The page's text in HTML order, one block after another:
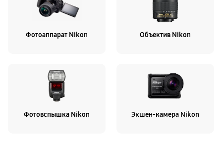
Фотоаппарат Nikon Объектив Nikon
Фотовспышка Nikon Экшен-камера Nikon